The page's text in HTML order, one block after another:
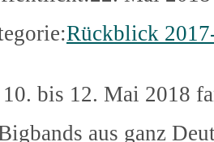
Rückblick
bis 12. Mai 2018
aus ganz